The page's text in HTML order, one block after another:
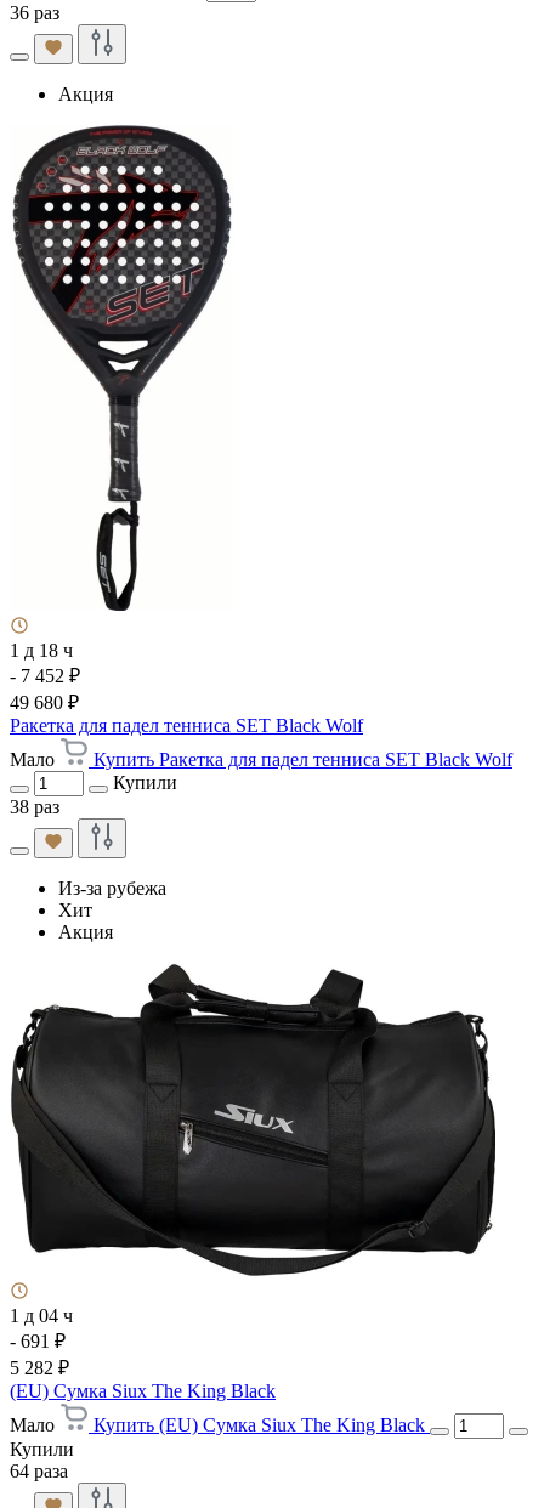
36 раз
Акция
1 д 18 ч
- 7 452 ₽
49 680 ₽
Ракетка для падел тенниса SET Black Wolf
Мало
Купить Ракетка для падел тенниса SET Black Wolf
Купили
38 раз
Из-за рубежа
Хит
Акция
1 д 04 ч
- 691 ₽
5 282 ₽
(EU) Сумка Siux The King Black
Мало
Купить (EU) Сумка Siux The King Black
Купили
64 раза